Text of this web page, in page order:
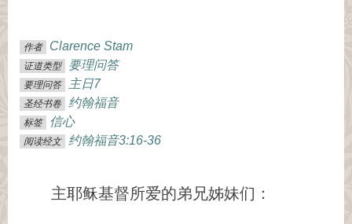
作者 Clarence Stam
证道类型 要理问答
要理问答 主日7
圣经书卷 约翰福音
标签 信心
阅读经文 约翰福音3:16-36
主耶稣基督所爱的弟兄姊妹们：